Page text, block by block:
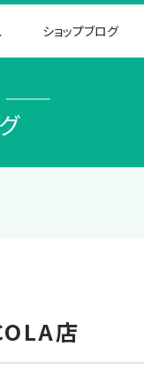
ショップブログ
店